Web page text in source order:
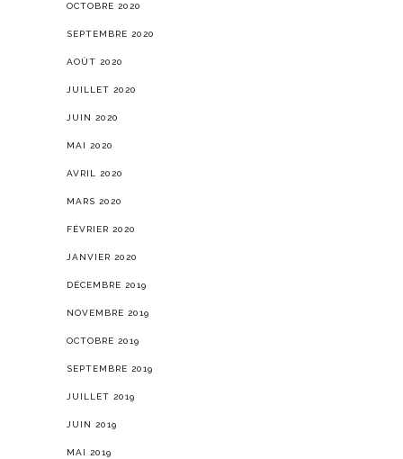
OCTOBRE 2020
SEPTEMBRE 2020
AOÛT 2020
JUILLET 2020
JUIN 2020
MAI 2020
AVRIL 2020
MARS 2020
FÉVRIER 2020
JANVIER 2020
DÉCEMBRE 2019
NOVEMBRE 2019
OCTOBRE 2019
SEPTEMBRE 2019
JUILLET 2019
JUIN 2019
MAI 2019